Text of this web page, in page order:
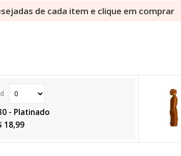
de cada item e clique em comprar
- Platinado
18,99